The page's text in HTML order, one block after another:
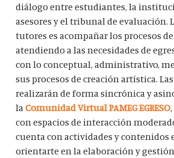
diálogo entre estudiantes, la
asesores y el tribunal de evaluación.
tutores es acompañar los procesos
atendiendo a las necesidades de
con lo conceptual, administrativo,
sus procesos de creación artística.
realizarán de forma sincrónica y
laComunidad Virtual PAMEG EGRESO
con espacios de interacción
cuenta con actividades y contenidos
orientarte en la elaboración y